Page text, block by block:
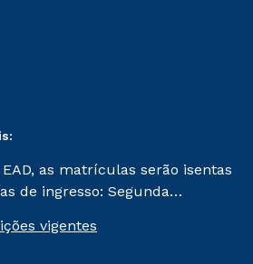
as matrículas serão isentas
de ingresso: Segunda
taxa de matrícula será de R$
vigentes